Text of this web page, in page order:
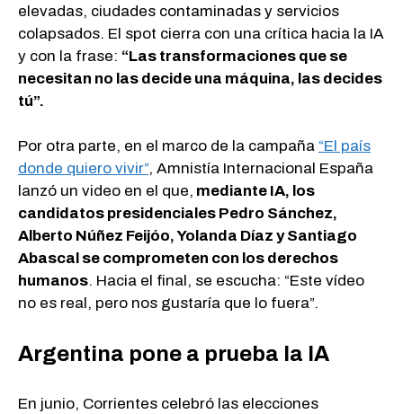
elevadas, ciudades contaminadas y servicios
colapsados. El spot cierra con una crítica hacia la IA
y con la frase: “Las transformaciones que se
necesitan no las decide una máquina, las decides
tú”.
Por otra parte, en el marco de la campaña “El país
donde quiero vivir”, Amnistía Internacional España
lanzó un video en el que, mediante IA, los
candidatos presidenciales Pedro Sánchez,
Alberto Núñez Feijóo, Yolanda Díaz y Santiago
Abascal se comprometen con los derechos
humanos. Hacia el final, se escucha: “Este vídeo
no es real, pero nos gustaría que lo fuera”.
Argentina pone a prueba la IA
En junio, Corrientes celebró las elecciones